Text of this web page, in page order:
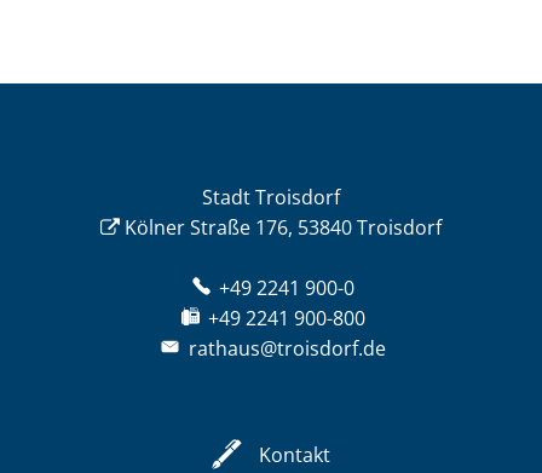
Stadt Troisdorf
Kölner Straße 176, 53840 Troisdorf
+49 2241 900-0
+49 2241 900-800
rathaus@troisdorf.de
Kontakt